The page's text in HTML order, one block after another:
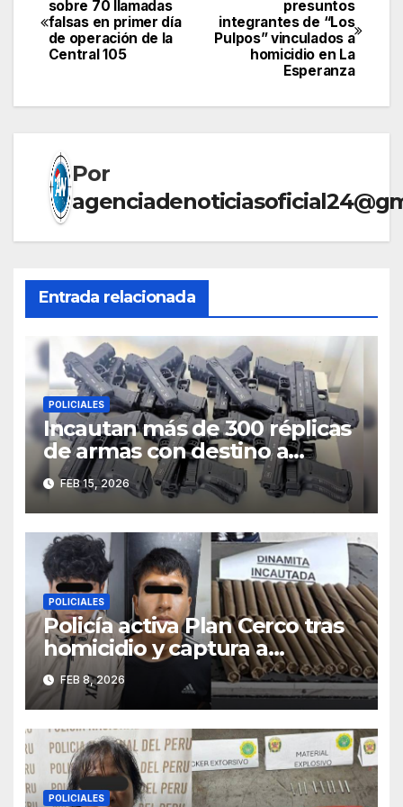
de
presuntos
integrantes de “Los
Pulpos” vinculados a
homicidio en La
Esperanza
sobre 70 llamadas
falsas en primer día
de operación de la
Central 105
Por
Entrada relacionada
POLICIALES
Incautan más de 300 réplicas
de armas con destino a
Trujillo e investigan presunto
vínculo con “Los Pulpos”
FEB 15, 2026
POLICIALES
Policía activa Plan Cerco tras
homicidio y captura a
sospechosos con dinamita en
Chao
FEB 8, 2026
POLICIALES